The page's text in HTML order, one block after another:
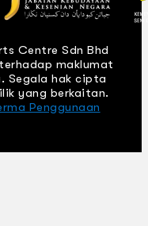
Centre Sdn Bhd
maklumat
Segala hak cipta
yang berkaitan.
Penggunaan